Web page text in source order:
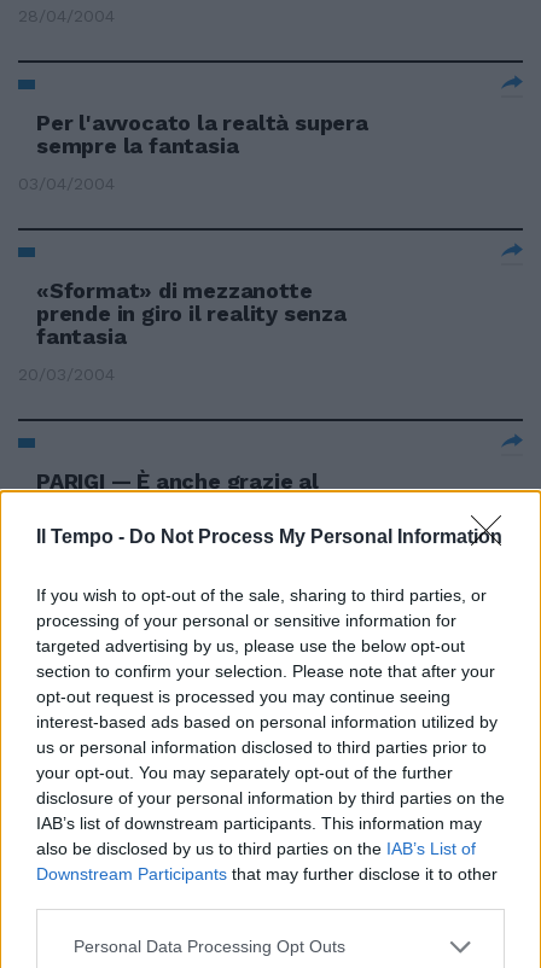
Il Tempo - Do Not Process My Personal Information
If you wish to opt-out of the sale, sharing to third parties, or
processing of your personal or sensitive information for
targeted advertising by us, please use the below opt-out
section to confirm your selection. Please note that after your
opt-out request is processed you may continue seeing
interest-based ads based on personal information utilized by
us or personal information disclosed to third parties prior to
your opt-out. You may separately opt-out of the further
disclosure of your personal information by third parties on the
IAB’s list of downstream participants. This information may
also be disclosed by us to third parties on the IAB’s List of
Downstream Participants that may further disclose it to other
Personal Data Processing Opt Outs
28/04/2004
Per l'avvocato la realtà supera
sempre la fantasia
03/04/2004
«Sformat» di mezzanotte
prende in giro il reality senza
fantasia
20/03/2004
PARIGI — È anche grazie al
che la settimana parigina del
pret-a- porter ha chiuso in
09/03/2004
UN SOGNO, capace di accendere
la fantasia di moltissimi tifosi:
portare Roberto Baggio alle
Olimpiadi di Atene 2004.
07/01/2004
fantasia